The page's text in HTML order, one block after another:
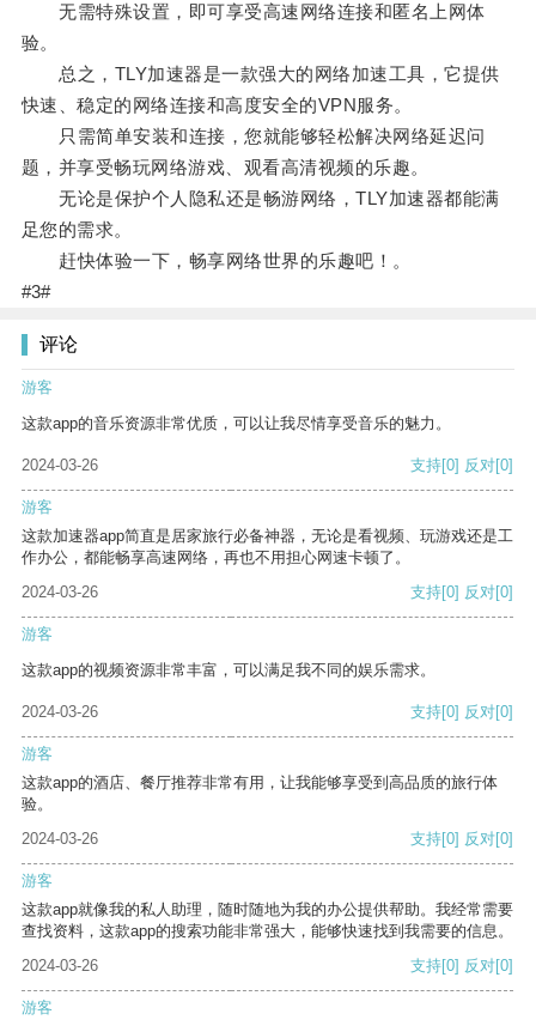
无需特殊设置，即可享受高速网络连接和匿名上网体
验。
总之，TLY加速器是一款强大的网络加速工具，它提供
快速、稳定的网络连接和高度安全的VPN服务。
只需简单安装和连接，您就能够轻松解决网络延迟问
题，并享受畅玩网络游戏、观看高清视频的乐趣。
无论是保护个人隐私还是畅游网络，TLY加速器都能满
足您的需求。
赶快体验一下，畅享网络世界的乐趣吧！。
#3#
评论
游客
这款app的音乐资源非常优质，可以让我尽情享受音乐的魅力。
2024-03-26 支持[0] 反对[0]
游客
这款加速器app简直是居家旅行必备神器，无论是看视频、玩游戏还是工
作办公，都能畅享高速网络，再也不用担心网速卡顿了。
2024-03-26
支持[0] 反对[0]
游客
这款app的视频资源非常丰富，可以满足我不同的娱乐需求。
2024-03-26 支持[0] 反对[0]
游客
这款app的酒店、餐厅推荐非常有用，让我能够享受到高品质的旅行体
验。
2024-03-26
支持[0] 反对[0]
游客
这款app就像我的私人助理，随时随地为我的办公提供帮助。我经常需要
查找资料，这款app的搜索功能非常强大，能够快速找到我需要的信息。
2024-03-26
支持[0] 反对[0]
游客